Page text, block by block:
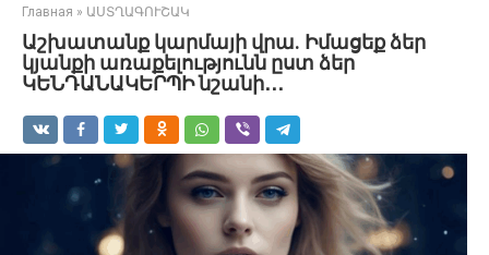
Главная » ԱՍՏՂԱԳՈՒՇԱԿ
Աշխատանք կարմայի վրա. Իմացեք ձեր
կյանքի առաքելությունն ըստ ձեր
ԿԵՆԴԱՆԱԿԵՐՊԻ նշանի․․․